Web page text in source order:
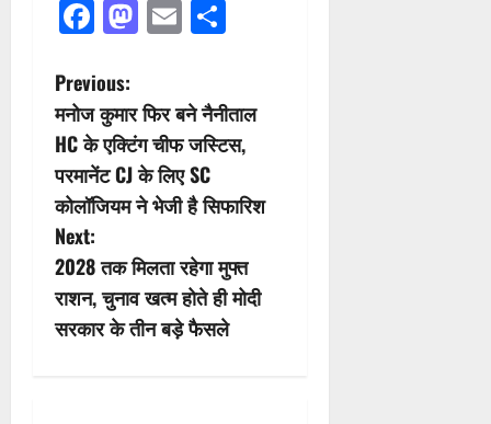
Facebook
Mastodon
Email
P
o
s
t
n
a
Previous:
मनोज कुमार फिर बने नैनीताल
HC के एक्टिंग चीफ जस्टिस,
परमानेंट CJ के लिए SC
कोलॉजियम ने भेजी है सिफारिश
Next:
2028 तक मिलता रहेगा मुफ्त
राशन, चुनाव खत्म होते ही मोदी
सरकार के तीन बड़े फैसले